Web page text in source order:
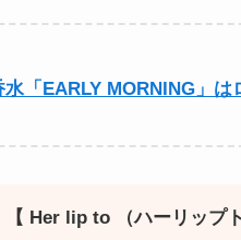
「EARLY MORNING」は
【 Her lip to （ハーリップ